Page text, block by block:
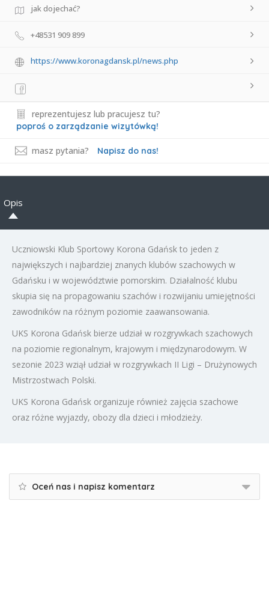
jak dojechać?
+48531 909 899
https://www.koronagdansk.pl/news.php
reprezentujesz lub pracujesz tu?
poproś o zarządzanie wizytówką!
masz pytania? Napisz do nas!
Opis
Uczniowski Klub Sportowy Korona Gdańsk to jeden z
największych i najbardziej znanych klubów szachowych w
Gdańsku i w województwie pomorskim. Działalność klubu
skupia się na propagowaniu szachów i rozwijaniu umiejętności
zawodników na różnym poziomie zaawansowania.
UKS Korona Gdańsk bierze udział w rozgrywkach szachowych
na poziomie regionalnym, krajowym i międzynarodowym. W
sezonie 2023 wziął udział w rozgrywkach II Ligi – Drużynowych
Mistrzostwach Polski.
UKS Korona Gdańsk organizuje również zajęcia szachowe
oraz różne wyjazdy, obozy dla dzieci i młodzieży.
Oceń nas i napisz komentarz